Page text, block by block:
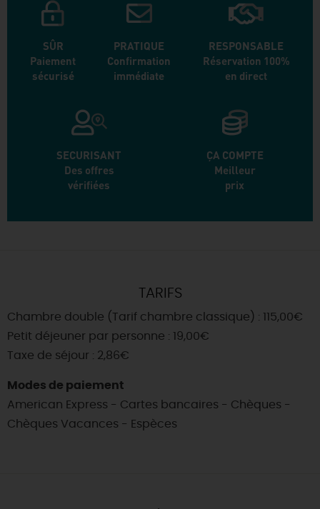
SÛR
Paiement
sécurisé
PRATIQUE
Confirmation
immédiate
RESPONSABLE
Réservation 100%
en direct
SECURISANT
Des offres
vérifiées
ÇA COMPTE
Meilleur
prix
TARIFS
Chambre double (Tarif chambre classique) : 115,00€
Petit déjeuner par personne : 19,00€
Taxe de séjour : 2,86€
Modes de paiement
American Express - Cartes bancaires - Chèques -
Chèques Vacances - Espèces